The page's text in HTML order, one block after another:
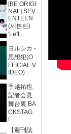
[BE ORIGI
NAL] SEV
ENTEEN
(세븐틴)
'Left...
ヨルシカ -
思想犯(O
FFICIAL V
IDEO)
手越祐也
記者会見
舞台裏 BA
CKSTAG
E
【週刊誌